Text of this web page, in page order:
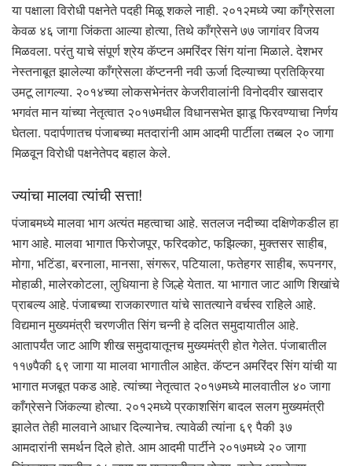
या पक्षाला विरोधी पक्षनेते पदही मिळू शकले नाही. २०१२मध्ये ज्या काँग्रेसला
केवळ ४६ जागा जिंकता आल्या होत्या, तिथे काँग्रेसने ७७ जागांवर विजय
मिळवला. परंतु याचे संपूर्ण श्रेय कॅप्टन अमरिंदर सिंग यांना मिळाले. देशभर
नेस्तनाबूत झालेल्या काँग्रेसला कॅप्टननी नवी ऊर्जा दिल्याच्या प्रतिक्रिया
उमटू लागल्या. २०१४च्या लोकसभेनंतर केजरीवालांनी विनोदवीर खासदार
भगवंत मान यांच्या नेतृत्वात २०१७मधील विधानसभेत झाडू फिरवण्याचा निर्णय
घेतला. पदार्पणातच पंजाबच्या मतदारांनी आम आदमी पार्टीला तब्बल २० जागा
मिळवून विरोधी पक्षनेतेपद बहाल केले.
ज्यांचा मालवा त्यांची सत्ता!
पंजाबमध्ये मालवा भाग अत्यंत महत्वाचा आहे. सतलज नदीच्या दक्षिणेकडील हा
भाग आहे. मालवा भागात फिरोजपूर, फरिदकोट, फझिल्का, मुक्तसर साहीब,
मोगा, भटिंडा, बरनाला, मानसा, संगरूर, पटियाला, फतेहगर साहीब, रूपनगर,
मोहाळी, मालेरकोटला, लुधियाना हे जिल्हे येतात. या भागात जाट आणि शिखांचे
प्राबल्य आहे. पंजाबच्या राजकारणात यांचे सातत्याने वर्चस्व राहिले आहे.
विद्यमान मुख्यमंत्री चरणजीत सिंग चन्नी हे दलित समुदायातील आहे.
आतापर्यंत जाट आणि शीख समुदायातूनच मुख्यमंत्री होत गेलेत. पंजाबातील
११७पैकी ६९ जागा या मालवा भागातील आहेत. कॅप्टन अमरिंदर सिंग यांची या
भागात मजबूत पकड आहे. त्यांच्या नेतृत्वात २०१७मध्ये मालवातील ४० जागा
काँग्रेसने जिंकल्या होत्या. २०१२मध्ये प्रकाशसिंग बादल सलग मुख्यमंत्री
झालेत तेही मालवाने आधार दिल्यानेच. त्यावेळी त्यांना ६९ पैकी ३७
आमदारांनी समर्थन दिले होते. आम आदमी पार्टीने २०१७मध्ये २० जागा